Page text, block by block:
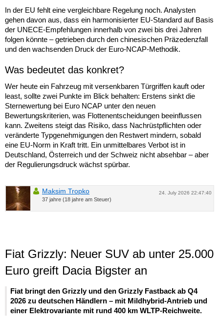
In der EU fehlt eine vergleichbare Regelung noch. Analysten
gehen davon aus, dass ein harmonisierter EU-Standard auf Basis
der UNECE-Empfehlungen innerhalb von zwei bis drei Jahren
folgen könnte – getrieben durch den chinesischen Präzedenzfall
und den wachsenden Druck der Euro-NCAP-Methodik.
Was bedeutet das konkret?
Wer heute ein Fahrzeug mit versenkbaren Türgriffen kauft oder
least, sollte zwei Punkte im Blick behalten: Erstens sinkt die
Sternewertung bei Euro NCAP unter den neuen
Bewertungskriterien, was Flottenentscheidungen beeinflussen
kann. Zweitens steigt das Risiko, dass Nachrüstpflichten oder
veränderte Typgenehmigungen den Restwert mindern, sobald
eine EU-Norm in Kraft tritt. Ein unmittelbares Verbot ist in
Deutschland, Österreich und der Schweiz nicht absehbar – aber
der Regulierungsdruck wächst spürbar.
24. July 2026 22:47:40
Maksim Tropko
37 jahre (18 jahre am Steuer)
Fiat Grizzly: Neuer SUV ab unter 25.000
Euro greift Dacia Bigster an
Fiat bringt den Grizzly und den Grizzly Fastback ab Q4
2026 zu deutschen Händlern – mit Mildhybrid-Antrieb und
einer Elektrovariante mit rund 400 km WLTP-Reichweite.